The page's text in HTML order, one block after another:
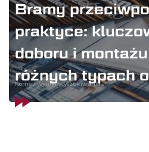
Bramy
praktyce:
doboru i
różnych typach
home / wyniki wyszukiwania